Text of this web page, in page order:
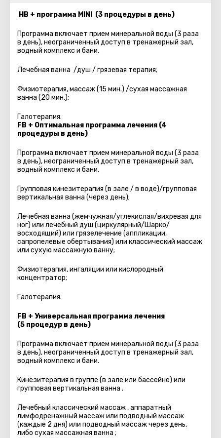
HB + программа MINI (3 процедуры в день)
Программа включает прием минеральной воды (3 раза
в день), неограниченный доступ в тренажерный зал,
водный комплекс и бани.
Лечебная ванна /душ / грязевая терапия;
Физиотерапия, массаж (15 мин.) /сухая массажная
ванна (20 мин.);
Галотерапия.
FB + Оптимальная программа лечения (4
процедуры в день)
Программа включает прием минеральной воды (3 раза
в день), неограниченный доступ в тренажерный зал,
водный комплекс и бани.
Групповая кинезитерапия (в зале / в воде)/групповая
вертикальная ванна (через день);
Лечебная ванна (жемчужная/углекислая/вихревая для
ног) или лечебный душ (циркулярный/Шарко/
восходящий) или грязелечение (аппликации,
сапропелевые обертывания) или классический массаж
или сухую массажную ванну;
Физиотерапия, ингаляции или кислородный
концентратор;
Галотерапия.
FB + Универсальная программа лечения
(5 процедур в день)
Программа включает прием минеральной воды (3 раза
в день), неограниченный доступ в тренажерный зал,
водный комплекс и бани.
Кинезитерапия в группе (в зале или бассейне) или
групповая вертикальная ванна .
Лечебный классический массаж , аппаратный
лимфодренажный массаж или подводный массаж
(каждые 2 дня) или подводный массаж через день,
либо сухая массажная ванна ;